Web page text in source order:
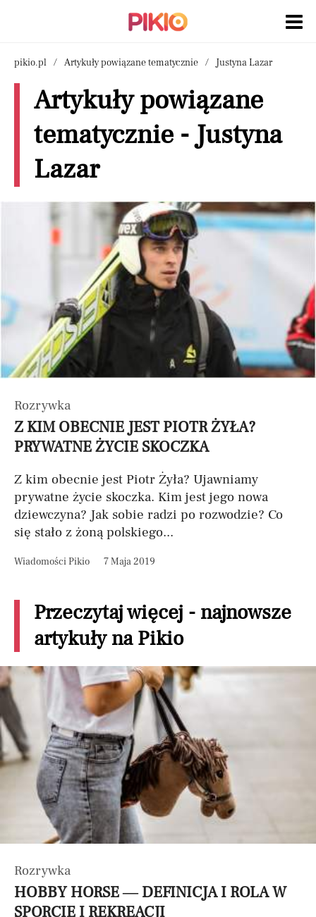
pikio.pl Artykuły powiązane tematycznie Justyna Lazar
Artykuły powiązane
tematycznie - Justyna
Lazar
Rozrywka
Z KIM OBECNIE JEST PIOTR ŻYŁA?
PRYWATNE ŻYCIE SKOCZKA
Z kim obecnie jest Piotr Żyła? Ujawniamy
prywatne życie skoczka. Kim jest jego nowa
dziewczyna? Jak sobie radzi po rozwodzie? Co
się stało z żoną polskiego...
Wiadomości Pikio 7 Maja 2019
Przeczytaj więcej - najnowsze
artykuły na Pikio
Rozrywka
HOBBY HORSE — DEFINICJA I ROLA W
SPORCIE I REKREACJI